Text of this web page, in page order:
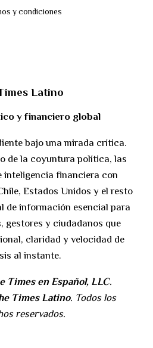
y condiciones
Latino
y financiero global
bajo una mirada crítica.
de la coyuntura política, las
inteligencia financiera con
Estados Unidos y el resto
de información esencial para
gestores y ciudadanos que
claridad y velocidad de
al instante.
Times en Español, LLC.
Times Latino. Todos los
reservados.